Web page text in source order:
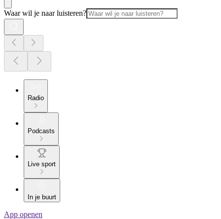
Waar wil je naar luisteren?
Radio
Podcasts
Live sport
In je buurt
App openen